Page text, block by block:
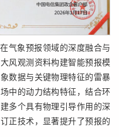
气象预报领域的深度融合与
风观测资料构建智能预报模
数据与关键物理特征的雷暴
中的动力结构特征，结合环
多个具有物理引导作用的深
正技术，显著提升了预报的